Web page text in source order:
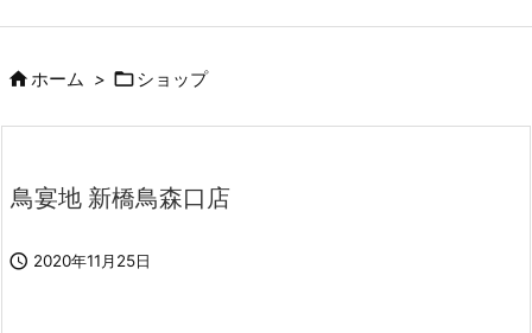
ホーム > ショップ
鳥宴地 新橋鳥森口店
 2020年11月25日